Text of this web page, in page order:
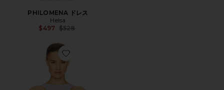
PHILOMENA ドレス
Helsa
$497 Previous price:
$528
Favorite JOLENE ボディスーツ